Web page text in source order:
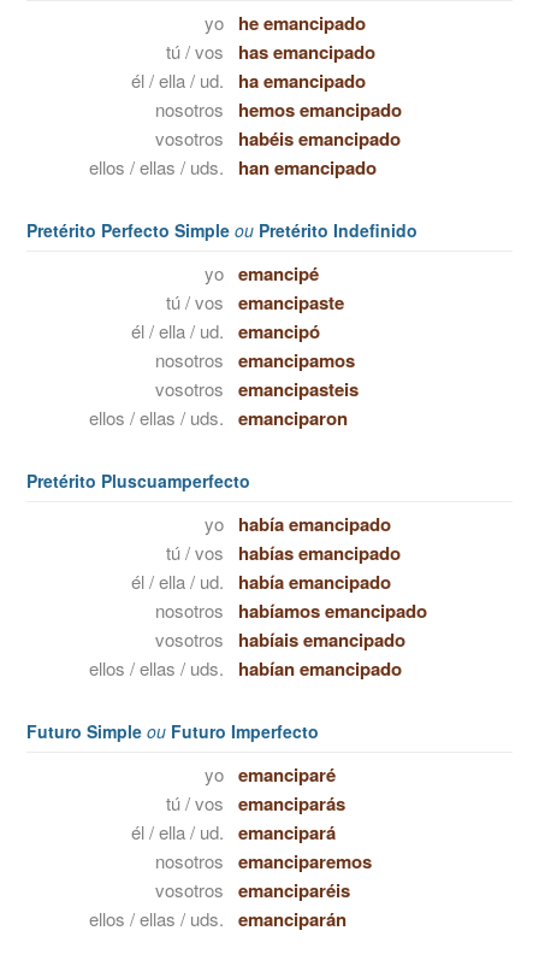
yo he emancipado
tú / vos has emancipado
él / ella / ud. ha emancipado
nosotros hemos emancipado
vosotros habéis emancipado
ellos / ellas / uds. han emancipado
Pretérito Perfecto Simple ou Pretérito Indefinido
yo emancipé
tú / vos emancipaste
él / ella / ud. emancipó
nosotros emancipamos
vosotros emancipasteis
ellos / ellas / uds. emanciparon
Pretérito Pluscuamperfecto
yo había emancipado
tú / vos habías emancipado
él / ella / ud. había emancipado
nosotros habíamos emancipado
vosotros habíais emancipado
ellos / ellas / uds. habían emancipado
Futuro Simple ou Futuro Imperfecto
yo emanciparé
tú / vos emanciparás
él / ella / ud. emancipará
nosotros emanciparemos
vosotros emanciparéis
ellos / ellas / uds. emanciparán